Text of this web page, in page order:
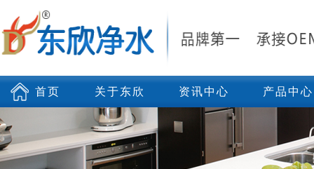
首页 关于东欣 资讯中心 产品中心